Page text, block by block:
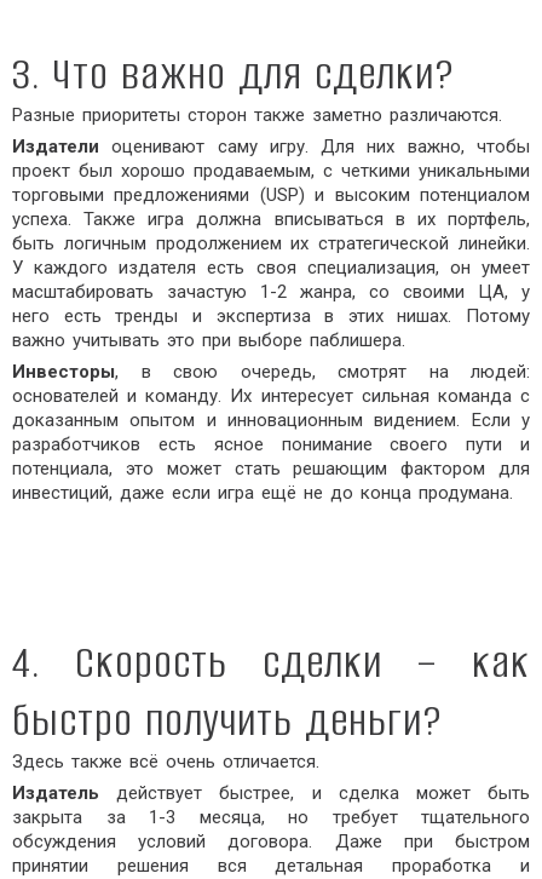
3. Что важно для сделки?
Разные приоритеты сторон также заметно различаются.
Издатели оценивают саму игру. Для них важно, чтобы
проект был хорошо продаваемым, с четкими уникальными
торговыми предложениями (USP) и высоким потенциалом
успеха. Также игра должна вписываться в их портфель,
быть логичным продолжением их стратегической линейки.
У каждого издателя есть своя специализация, он умеет
масштабировать зачастую 1-2 жанра, со своими ЦА, у
него есть тренды и экспертиза в этих нишах. Потому
важно учитывать это при выборе паблишера.
Инвесторы, в свою очередь, смотрят на людей:
основателей и команду. Их интересует сильная команда с
доказанным опытом и инновационным видением. Если у
разработчиков есть ясное понимание своего пути и
потенциала, это может стать решающим фактором для
инвестиций, даже если игра ещё не до конца продумана.
4. Скорость сделки – как
быстро получить деньги?
Здесь также всё очень отличается.
Издатель действует быстрее, и сделка может быть
закрыта за 1-3 месяца, но требует тщательного
обсуждения условий договора. Даже при быстром
принятии решения вся детальная проработка и